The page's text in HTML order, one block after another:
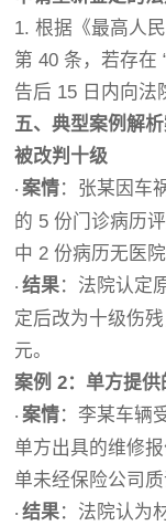
1. 根据《最高人
第 40 条，若存在
告后 15 日内向法
五、典型案例解析
被改判十级
·案情：张某因车
的 5 份门诊病历
中 2 份病历无医
·结果：法院认定
定后改为十级伤
元。
案例 2：单方提
·案情：李某车辆
单方出具的维修
单未经保险公司质
·结果：法院认为